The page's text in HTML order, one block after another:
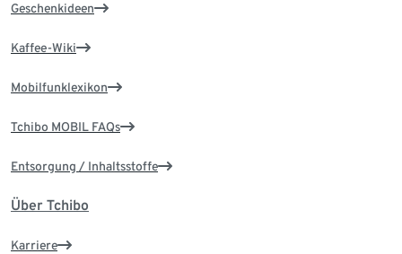
Geschenkideen
Kaffee-Wiki
Mobilfunklexikon
Tchibo MOBIL FAQs
Entsorgung / Inhaltsstoffe
Über Tchibo
Karriere